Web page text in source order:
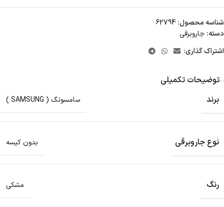
شناسه محصول:62794
دسته: جاروبرقی
اشتراک گذاری:
توضیحات تکمیلی
برند
سامسونگ ( SAMSUNG )
نوع جاروبرقی بدون کیسه
رنگ مشکی